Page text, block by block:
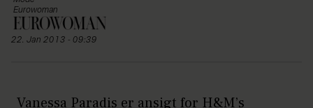
Eurowoman
22. Jan 2013 - 09:39
Vanessa Paradis er ansigt for H&M’s